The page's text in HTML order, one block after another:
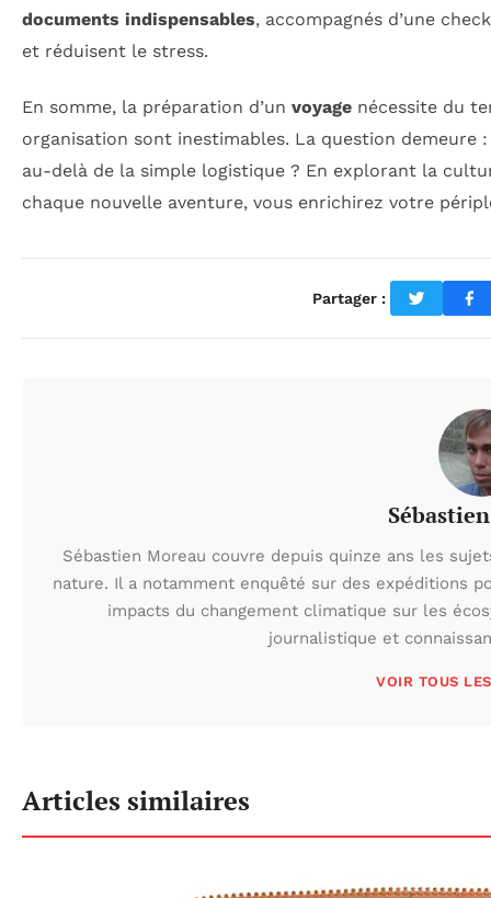
documents indispensables, accompagnés d’une
et réduisent le stress.
En somme, la préparation d’un voyage nécessite du
organisation sont inestimables. La question
au-delà de la simple logistique ? En explorant la
chaque nouvelle aventure, vous enrichirez votre
Partager :
Sébastien Moreau couvre depuis quinze ans les
nature. Il a notamment enquêté sur des expéditions
impacts du changement climatique sur les
journalistique et
VOIR TOUS
Articles similaires